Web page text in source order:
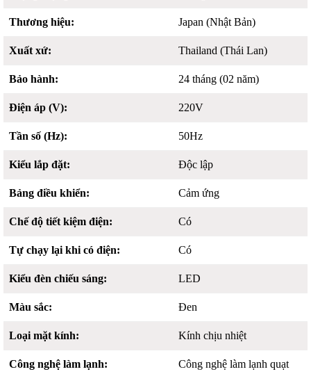
Thương hiệu: Japan (Nhật Bản)
Xuất xứ: Thailand (Thái Lan)
Bảo hành: 24 tháng (02 năm)
Điện áp (V): 220V
Tần số (Hz): 50Hz
Kiểu lắp đặt: Độc lập
Bảng điều khiển: Cảm ứng
Chế độ tiết kiệm điện: Có
Tự chạy lại khi có điện: Có
Kiểu đèn chiếu sáng: LED
Màu sắc: Đen
Loại mặt kính: Kính chịu nhiệt
Công nghệ làm lạnh:
Công nghệ làm lạnh quạt